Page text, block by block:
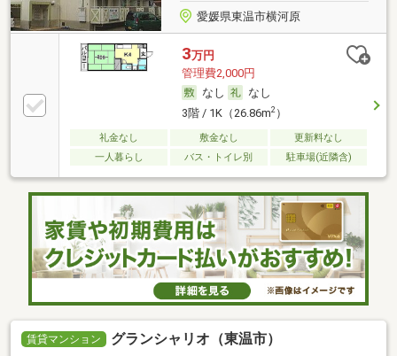
愛媛県東温市横河原
3万円
管理費2,000円
なし
なし
3階 / 1K（26.86m2）
礼金なし 敷金なし
更新料なし
一人暮らし
バス・トイレ別 駐車場(近隣含)
賃貸マンション グランシャリオ（東温市）